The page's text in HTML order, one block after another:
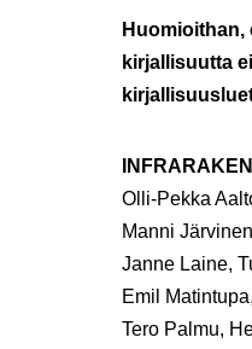
kirjallisuutta
Olli-Pekka
Manni
Janne Laine,
Emil
Tero Palmu,